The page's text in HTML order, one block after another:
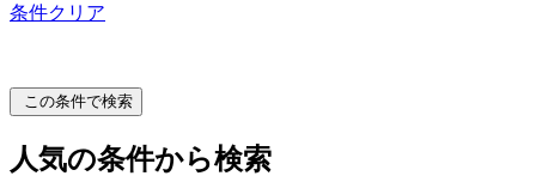
条件クリア
この条件で検索
人気の条件から検索